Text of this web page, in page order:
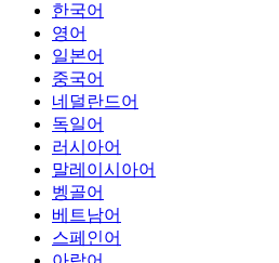
한국어
영어
일본어
중국어
네덜란드어
독일어
러시아어
말레이시아어
벵골어
베트남어
스페인어